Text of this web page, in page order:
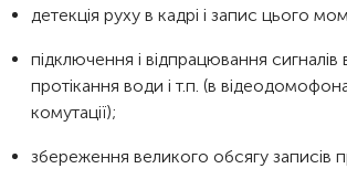
детекція руху в кадрі і запис цього
підключення і відпрацювання
протікання води і т.п. (в
комутації);
збереження великого обсягу записів